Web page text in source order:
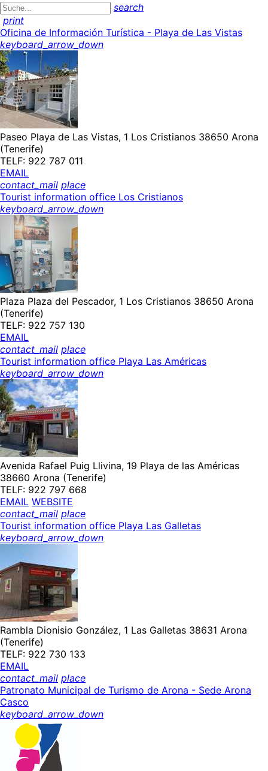
search
print
Oficina de Información Turística - Playa de Las Vistas
keyboard_arrow_down
Paseo Playa de Las Vistas, 1 Los Cristianos 38650 Arona
(Tenerife)
TELF: 922 787 011
EMAIL
contact_mail place
Tourist information office Los Cristianos
keyboard_arrow_down
Plaza Plaza del Pescador, 1 Los Cristianos 38650 Arona
(Tenerife)
TELF: 922 757 130
EMAIL
contact_mail place
Tourist information office Playa Las Américas
keyboard_arrow_down
Avenida Rafael Puig Llivina, 19 Playa de las Américas
38660 Arona (Tenerife)
TELF: 922 797 668
EMAIL WEBSITE
contact_mail place
Tourist information office Playa Las Galletas
keyboard_arrow_down
Rambla Dionisio González, 1 Las Galletas 38631 Arona
(Tenerife)
TELF: 922 730 133
EMAIL
contact_mail place
Patronato Municipal de Turismo de Arona - Sede Arona
Casco
keyboard_arrow_down